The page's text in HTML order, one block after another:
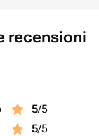
recensioni
5/5
5/5